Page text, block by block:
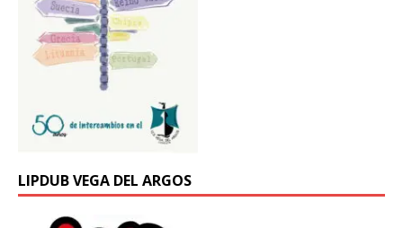
LIPDUB VEGA DEL ARGOS